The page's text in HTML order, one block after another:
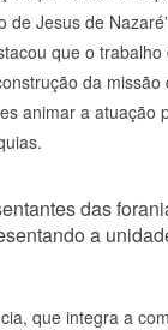
de Jesus de
que o
da missão
animar a atuação
das
a
que integra a